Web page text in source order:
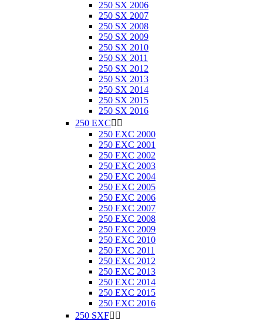
250 SX 2006
250 SX 2007
250 SX 2008
250 SX 2009
250 SX 2010
250 SX 2011
250 SX 2012
250 SX 2013
250 SX 2014
250 SX 2015
250 SX 2016
250 EXC 
250 EXC 2000
250 EXC 2001
250 EXC 2002
250 EXC 2003
250 EXC 2004
250 EXC 2005
250 EXC 2006
250 EXC 2007
250 EXC 2008
250 EXC 2009
250 EXC 2010
250 EXC 2011
250 EXC 2012
250 EXC 2013
250 EXC 2014
250 EXC 2015
250 EXC 2016
250 SXF 